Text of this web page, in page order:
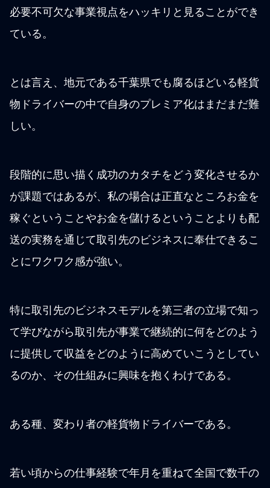
必要不可欠な事業視点をハッキリと見ることができ
ている。
とは言え、地元である千葉県でも腐るほどいる軽貨
物ドライバーの中で自身のプレミア化はまだまだ難
しい。
段階的に思い描く成功のカタチをどう変化させるか
が課題ではあるが、私の場合は正直なところお金を
稼ぐということやお金を儲けるということよりも配
送の実務を通じて取引先のビジネスに奉仕できるこ
とにワクワク感が強い。
特に取引先のビジネスモデルを第三者の立場で知っ
て学びながら取引先が事業で継続的に何をどのよう
に提供して収益をどのように高めていこうとしてい
るのか、その仕組みに興味を抱くわけである。
ある種、変わり者の軽貨物ドライバーである。
若い頃からの仕事経験で年月を重ねて全国で数千の